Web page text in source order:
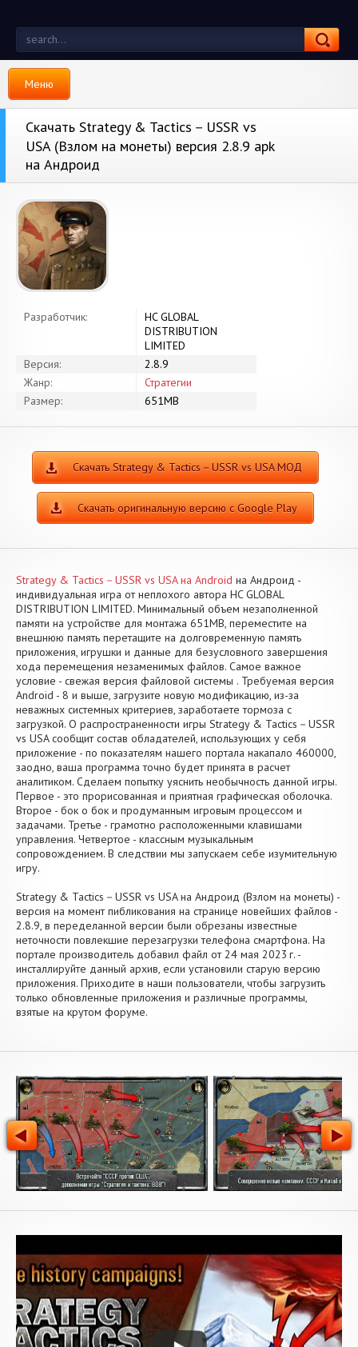
Меню
Скачать Strategy & Tactics－USSR vs
USA (Взлом на монеты) версия 2.8.9 apk
на Андроид
Разработчик:
HC GLOBAL
DISTRIBUTION
LIMITED
Версия:
2.8.9
Жанр:
Стратегии
Размер:
651MB
Скачать Strategy & Tactics－USSR vs USA МОД
Скачать оригинальную версию с Google Play
Strategy & Tactics－USSR vs USA на Android на Андроид -
индивидуальная игра от неплохого автора HC GLOBAL
DISTRIBUTION LIMITED. Минимальный объем незаполненной
памяти на устройстве для монтажа 651MB, переместите на
внешнюю память перетащите на долговременную память
приложения, игрушки и данные для безусловного завершения
хода перемещения незаменимых файлов. Самое важное
условие - свежая версия файловой системы . Требуемая версия
Android - 8 и выше, загрузите новую модификацию, из-за
неважных системных критериев, заработаете тормоза с
загрузкой. О распространенности игры Strategy & Tactics－USSR
vs USA сообщит состав обладателей, использующих у себя
приложение - по показателям нашего портала накапало 460000,
заодно, ваша программа точно будет принята в расчет
аналитиком. Сделаем попытку уяснить необычность данной игры.
Первое - это прорисованная и приятная графическая оболочка.
Второе - бок о бок и продуманным игровым процессом и
задачами. Третье - грамотно расположенными клавишами
управления. Четвертое - классным музыкальным
сопровождением. В следствии мы запускаем себе изумительную
игру.
Strategy & Tactics－USSR vs USA на Андроид (Взлом на монеты) -
версия на момент пибликования на странице новейших файлов -
2.8.9, в переделанной версии были обрезаны известные
неточности повлекшие перезагрузки телефона смартфона. На
портале производитель добавил файл от 24 мая 2023 г. -
инсталлируйте данный архив, если установили старую версию
приложения. Приходите в наши пользователи, чтобы загрузить
только обновленные приложения и различные программы,
взятые на крутом форуме.